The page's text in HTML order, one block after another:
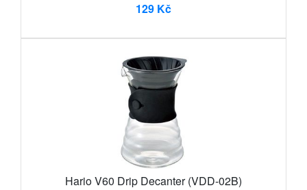
129 Kč
Hario V60 Drip Decanter (VDD-02B)